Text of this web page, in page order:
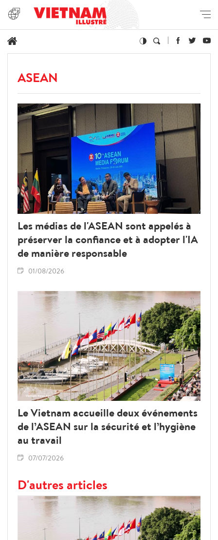
ASEAN
Les médias de l'ASEAN sont appelés à
préserver la confiance et à adopter l'IA
de manière responsable
01/08/2026
Le Vietnam accueille deux événements
de l’ASEAN sur la sécurité et l’hygiène
au travail
07/07/2026
D'autres articles